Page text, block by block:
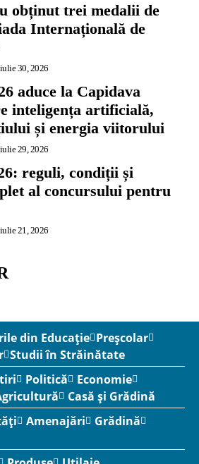
obținut trei medalii de
Internațională de
iulie 30, 2026
aduce la Capidava
inteligența artificială,
și energia viitorului
iulie 29, 2026
reguli, condiții și
al concursului pentru
iulie 21, 2026
din Educație Preșcolar
Studii în Străinătate
Politică
Economie
Casă și Grădină
Amenajări
Grădină